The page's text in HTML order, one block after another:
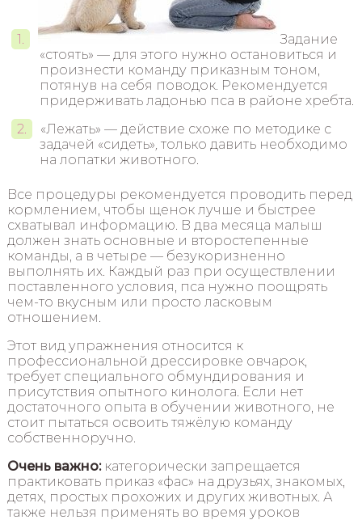
Задание
«стоять» — для этого нужно остановиться и
произнести команду приказным тоном,
потянув на себя поводок. Рекомендуется
придерживать ладонью пса в районе хребта.
«Лежать» — действие схоже по методике с
задачей «сидеть», только давить необходимо
на лопатки животного.
Все процедуры рекомендуется проводить перед
кормлением, чтобы щенок лучше и быстрее
схватывал информацию. В два месяца малыш
должен знать основные и второстепенные
команды, а в четыре — безукоризненно
выполнять их. Каждый раз при осуществлении
поставленного условия, пса нужно поощрять
чем-то вкусным или просто ласковым
отношением.
Этот вид упражнения относится к
профессиональной дрессировке овчарок,
требует специального обмундирования и
присутствия опытного кинолога. Если нет
достаточного опыта в обучении животного, не
стоит пытаться освоить тяжёлую команду
собственноручно.
Очень важно:категорически запрещается
практиковать приказ «фас» на друзьях, знакомых,
детях, простых прохожих и других животных. А
также нельзя применять во время уроков